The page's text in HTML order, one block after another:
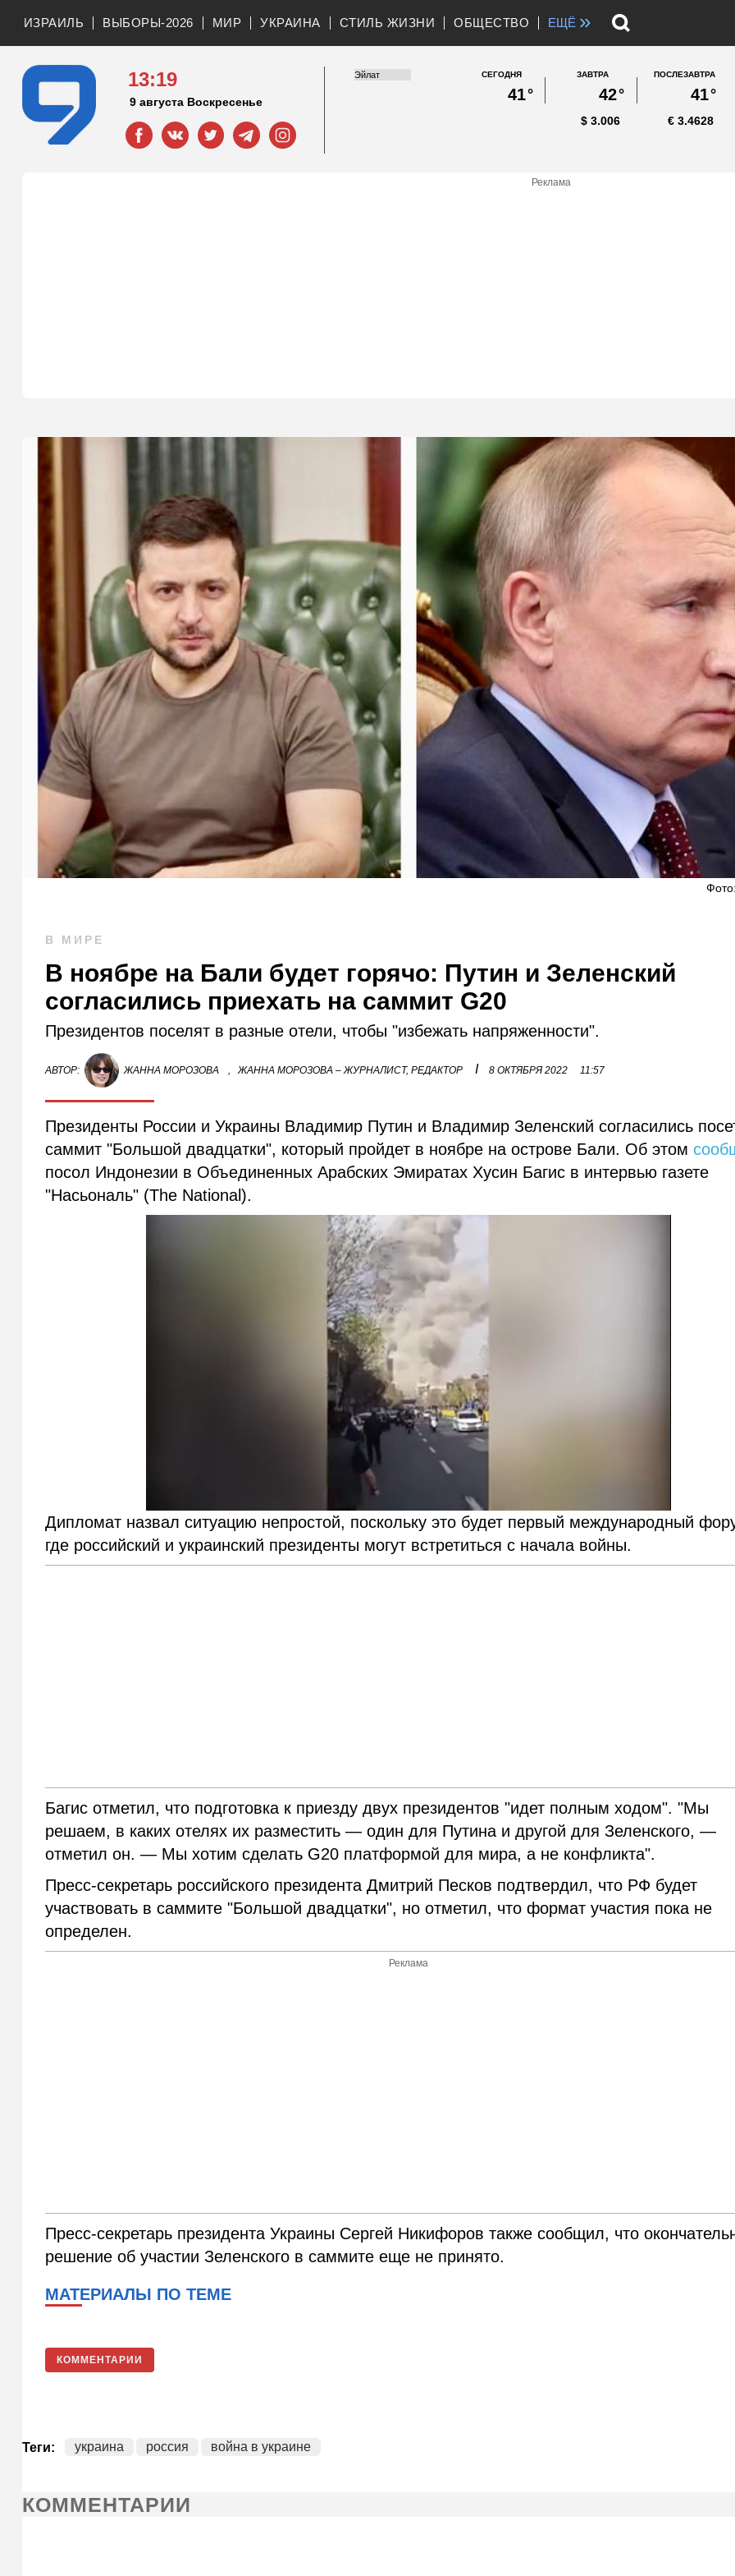
ИЗРАИЛЬ ВЫБОРЫ-2026 МИР УКРАИНА СТИЛЬ ЖИЗНИ ОБЩЕСТВО ЕЩЁ »
13:19
9 августа Воскресенье
СЕГОДНЯ
41°
ЗАВТРА
42°
ПОСЛЕЗАВТРА
41°
3.006
$ 3.4628
€
Реклама
В МИРЕ
В ноябре на Бали будет горячо: Путин и Зеленский
согласились приехать на саммит G20
Президентов поселят в разные отели, чтобы "избежать напряженности".
АВТОР: ЖАННА МОРОЗОВА , ЖАННА МОРОЗОВА – ЖУРНАЛИСТ, РЕДАКТОР I 8 ОКТЯБРЯ 2022 11:57
Президенты России и Украины Владимир Путин и Владимир Зеленский согласились
саммит "Большой двадцатки", который пройдет в ноябре на острове Бали. Об этом
посол Индонезии в Объединенных Арабских Эмиратах Хусин Багис в интервью газете
"Насьональ" (The National).
Дипломат назвал ситуацию непростой, поскольку это будет первый международный
где российский и украинский президенты могут встретиться с начала войны.
Багис отметил, что подготовка к приезду двух президентов "идет полным ходом". "Мы
решаем, в каких отелях их разместить — один для Путина и другой для Зеленского, —
отметил он. — Мы хотим сделать G20 платформой для мира, а не конфликта".
Пресс-секретарь российского президента Дмитрий Песков подтвердил, что РФ будет
участвовать в саммите "Большой двадцатки", но отметил, что формат участия пока не
определен.
Реклама
Пресс-секретарь президента Украины Сергей Никифоров также сообщил, что
решение об участии Зеленского в саммите еще не принято.
МАТЕРИАЛЫ ПО ТЕМЕ
КОММЕНТАРИИ
Теги: украина россия война в украине
КОММЕНТАРИИ